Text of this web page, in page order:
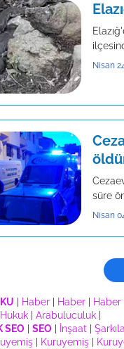
Nisan
süre
Nisan
Haber Haber Haber
Hukuk Arabuluculuk
SEO SEO İnşaat
Kuruyemiş